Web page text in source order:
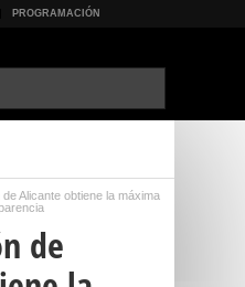
PROGRAMACIÓN
Alicante obtiene la máxima
de